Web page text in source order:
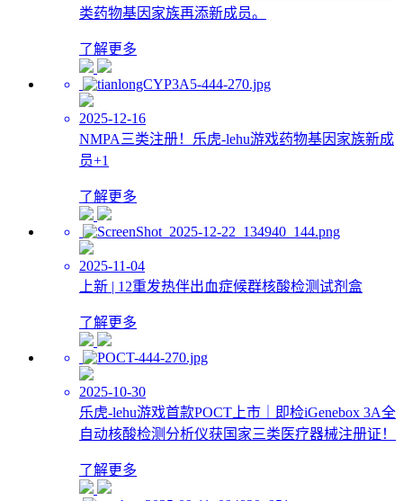
类药物基因家族再添新成员。
了解更多
2025-12-16
NMPA三类注册！乐虎-lehu游戏药物基因家族新成
员+1
了解更多
2025-11-04
上新 | 12重发热伴出血症候群核酸检测试剂盒
了解更多
2025-10-30
乐虎-lehu游戏首款POCT上市｜即检iGenebox 3A全
自动核酸检测分析仪获国家三类医疗器械注册证！
了解更多